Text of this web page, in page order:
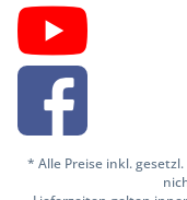
* Alle Preise inkl.